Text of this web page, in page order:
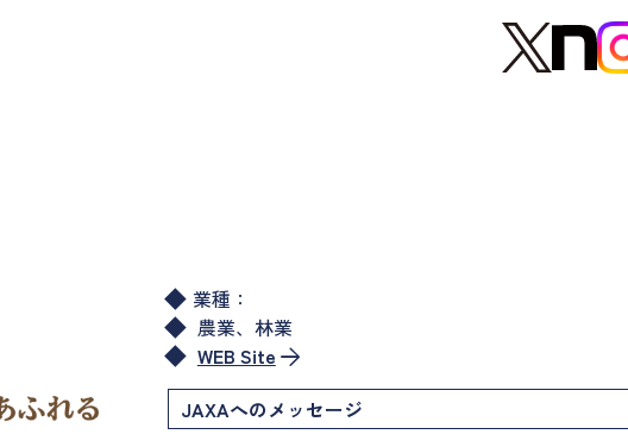
業種：
農業、林業
WEB Site
JAXAへのメッセージ